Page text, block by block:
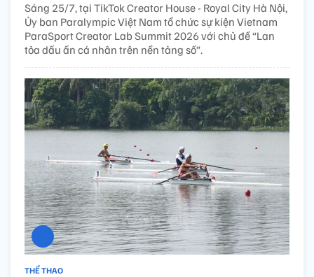
Sáng 25/7, tại TikTok Creator House - Royal City Hà Nội,
Ủy ban Paralympic Việt Nam tổ chức sự kiện Vietnam
ParaSport Creator Lab Summit 2026 với chủ đề “Lan
tỏa dấu ấn cá nhân trên nền tảng số”.
THỂ THAO